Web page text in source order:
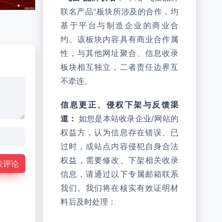
评论
联名产品"板块所涉及的合作，均
基于平台与制造企业的商业合
约。该板块内容具有商业合作属
性，与其他网址聚合、信息收录
板块相互独立，二者责任边界互
不牵连。
信息更正、侵权下架与反馈渠
道： 如您是本站收录企业/网站的
权益方，认为信息存在错误、已
过时，或站点内容侵犯自身合法
权益，需要修改、下架相关收录
信息，请通过以下专属邮箱联系
我们。我们将在核实有效证明材
料后及时处理：